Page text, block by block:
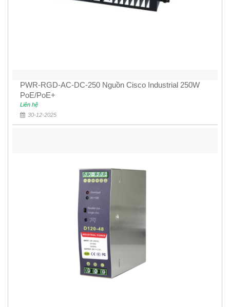
PWR-RGD-AC-DC-250 Nguồn Cisco Industrial 250W
PoE/PoE+
Liên hệ
30-12-2025